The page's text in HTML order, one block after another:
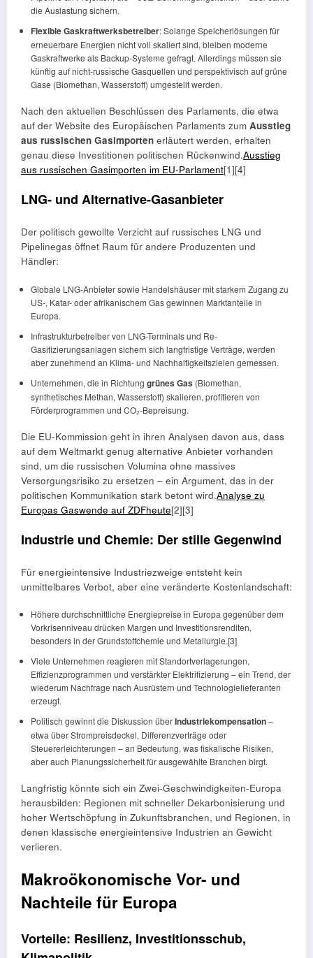
die Auslastung sichern.
Flexible Gaskraftwerksbetreiber: Solange Speicherlösungen für
erneuerbare Energien nicht voll skaliert sind, bleiben moderne
Gaskraftwerke als Backup-Systeme gefragt. Allerdings müssen sie
künftig auf nicht-russische Gasquellen und perspektivisch auf grüne
Gase (Biomethan, Wasserstoff) umgestellt werden.
Nach den aktuellen Beschlüssen des Parlaments, die etwa
auf der Website des Europäischen Parlaments zum Ausstieg
aus russischen Gasimporten erläutert werden, erhalten
genau diese Investitionen politischen Rückenwind.Ausstieg
aus russischen Gasimporten im EU-Parlament[1][4]
LNG- und Alternative-Gasanbieter
Der politisch gewollte Verzicht auf russisches LNG und
Pipelinegas öffnet Raum für andere Produzenten und
Händler:
Globale LNG-Anbieter sowie Handelshäuser mit starkem Zugang zu
US-, Katar- oder afrikanischem Gas gewinnen Marktanteile in
Europa.
Infrastrukturbetreiber von LNG-Terminals und Re-
Gasifizierungsanlagen sichern sich langfristige Verträge, werden
aber zunehmend an Klima- und Nachhaltigkeitszielen gemessen.
Unternehmen, die in Richtung grünes Gas (Biomethan,
synthetisches Methan, Wasserstoff) skalieren, profitieren von
Förderprogrammen und CO₂-Bepreisung.
Die EU-Kommission geht in ihren Analysen davon aus, dass
auf dem Weltmarkt genug alternative Anbieter vorhanden
sind, um die russischen Volumina ohne massives
Versorgungsrisiko zu ersetzen – ein Argument, das in der
politischen Kommunikation stark betont wird.Analyse zu
Europas Gaswende auf ZDFheute[2][3]
Industrie und Chemie: Der stille Gegenwind
Für energieintensive Industriezweige entsteht kein
unmittelbares Verbot, aber eine veränderte Kostenlandschaft:
Höhere durchschnittliche Energiepreise in Europa gegenüber dem
Vorkrisenniveau drücken Margen und Investitionsrenditen,
besonders in der Grundstoffchemie und Metallurgie.[3]
Viele Unternehmen reagieren mit Standortverlagerungen,
Effizienzprogrammen und verstärkter Elektrifizierung – ein Trend, der
wiederum Nachfrage nach Ausrüstern und Technologielieferanten
erzeugt.
Politisch gewinnt die Diskussion überIndustriekompensation–
etwa über Strompreisdeckel, Differenzverträge oder
Steuererleichterungen – an Bedeutung, was fiskalische Risiken,
aber auch Planungssicherheit für ausgewählte Branchen birgt.
Langfristig könnte sich ein Zwei-Geschwindigkeiten-Europa
herausbilden: Regionen mit schneller Dekarbonisierung und
hoher Wertschöpfung in Zukunftsbranchen, und Regionen, in
denen klassische energieintensive Industrien an Gewicht
verlieren.
Makroökonomische Vor- und
Nachteile für Europa
Vorteile: Resilienz, Investitionsschub,